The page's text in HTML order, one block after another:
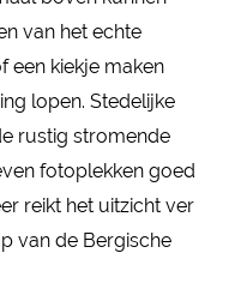
van het echte
een kiekje maken
lopen. Stedelijke
rustig stromende
fotoplekken goed
reikt het uitzicht ver
van de Bergische